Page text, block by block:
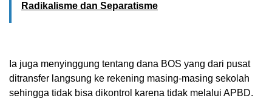
Radikalisme dan Separatisme
Ia juga menyinggung tentang dana BOS yang dari pusat
ditransfer langsung ke rekening masing-masing sekolah
sehingga tidak bisa dikontrol karena tidak melalui APBD.